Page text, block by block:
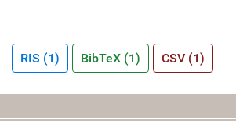
RIS (1) BibTeX (1) CSV (1)